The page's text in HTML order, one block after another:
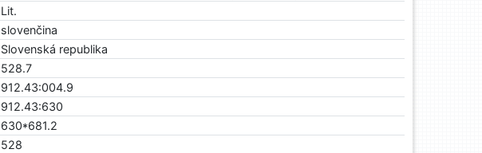
Lit.
slovenčina
Slovenská republika
528.7
912.43:004.9
912.43:630
630*681.2
528